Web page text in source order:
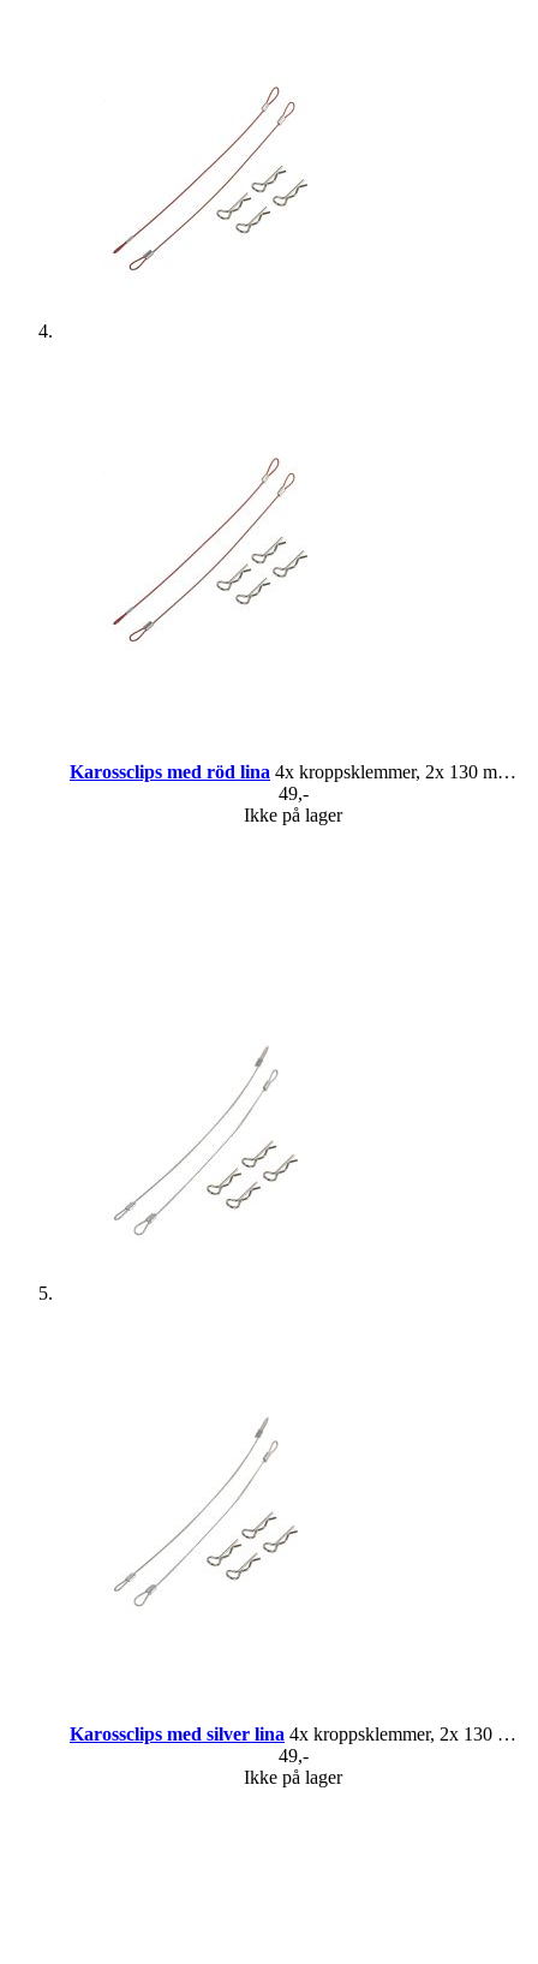
Karossclips med röd lina 4x kroppsklemmer, 2x 130 mm tau
49,-
Ikke på lager
Karossclips med silver lina 4x kroppsklemmer, 2x 130 mm tau
49,-
Ikke på lager